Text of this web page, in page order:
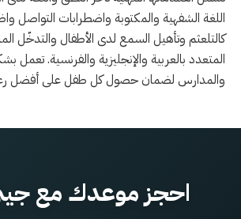
اللغة الشفهية والمكتوبة واضطرابات التواصل
كالتلعثم وتأهيل السمع لدى الأطفال والتدخّل
المتعدد بالعربية والإنجليزية والفرنسية. تعمل
والمدارس لضمان حصول كل طفل على أفضل
احجز موعدك مع